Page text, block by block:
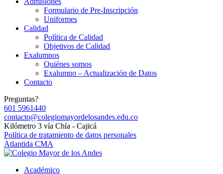
Formulario de Pre-Inscripción
Uniformes
Calidad
Política de Calidad
Objetivos de Calidad
Exalumnos
Quiénes somos
Exalumno – Actualización de Datos
Contacto
Preguntas?
601 5961440
contacto@colegiomayordelosandes.edu.co
Kilómetro 3 vía Chía - Cajicá
Política de tratamiento de datos personales
Atlantida CMA
Académico